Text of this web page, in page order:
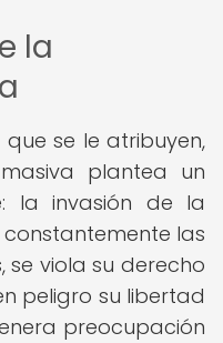
la
se le atribuyen,
plantea un
la invasión de la
las
se viola su derecho
peligro su libertad
preocupación